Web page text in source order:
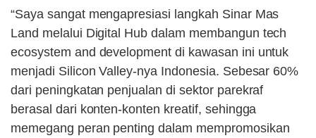
“Saya sangat mengapresiasi langkah Sinar Mas
Land melalui Digital Hub dalam membangun tech
ecosystem and development di kawasan ini untuk
menjadi Silicon Valley-nya Indonesia. Sebesar 60%
dari peningkatan penjualan di sektor parekraf
berasal dari konten-konten kreatif, sehingga
memegang peran penting dalam mempromosikan